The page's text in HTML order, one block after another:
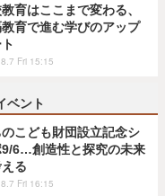
育はここまで変わる、
育で進む学びのアップ
Fri 15:15
ベント
のこども財団設立記念シ
9/6…創造性と探究の未来
る
Fri 16:15